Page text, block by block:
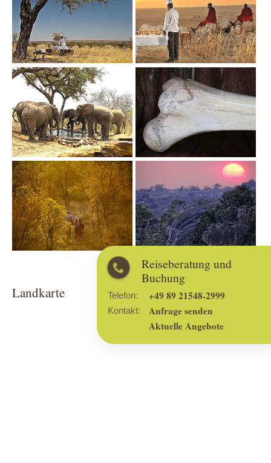
Reiseberatung und
Buchung
Telefon: +49 89 21548-2999
Kontakt:
Anfrage senden
Aktuelle Angebote
Show larger version Show larger version
Show larger version Show larger version
Landkarte